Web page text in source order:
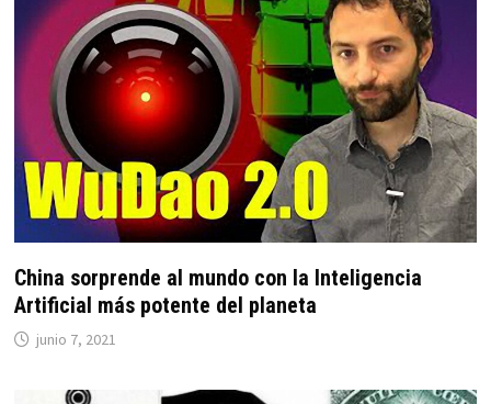
China sorprende al mundo con la Inteligencia
Artificial más potente del planeta
junio 7, 2021